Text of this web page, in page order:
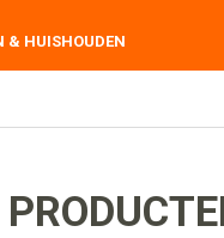
& HUISHOUDEN